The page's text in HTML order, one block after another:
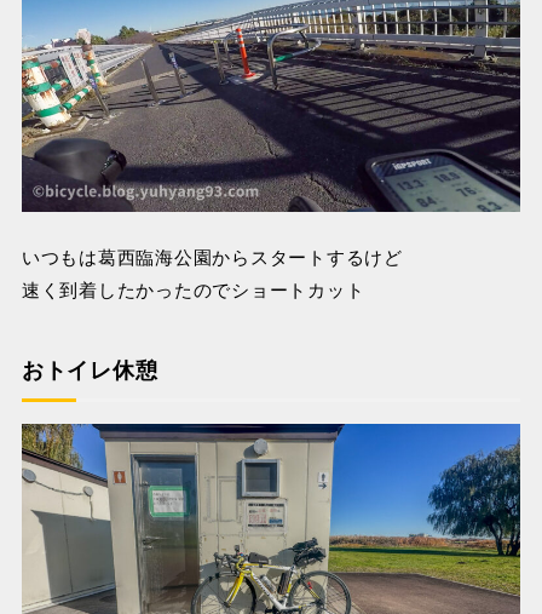
いつもは葛西臨海公園からスタートするけど
速く到着したかったのでショートカット
おトイレ休憩